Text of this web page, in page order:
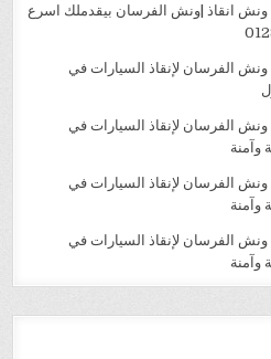
ونش انقاذ |ونش الفرسان بيقدملك اسرع
ونش الفرسان لإنقاذ السيارات في
ونش الفرسان لإنقاذ السيارات في
ونش الفرسان لإنقاذ السيارات في
ونش الفرسان لإنقاذ السيارات في